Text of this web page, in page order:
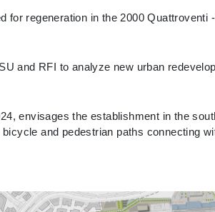
regeneration in the 2000 Quattroventi
and RFI to analyze new urban
envisages the establishment in the
and pedestrian paths connecting